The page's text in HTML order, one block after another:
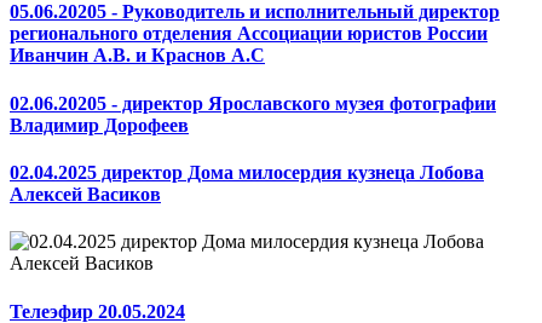
05.06.20205 - Руководитель и исполнительный директор
регионального отделения Ассоциации юристов России
Иванчин А.В. и Краснов А.С
02.06.20205 - директор Ярославского музея фотографии
Владимир Дорофеев
02.04.2025 директор Дома милосердия кузнеца Лобова
Алексей Васиков
Телеэфир 20.05.2024